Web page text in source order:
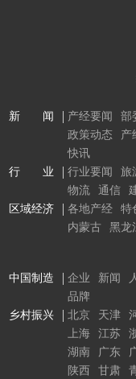
新 闻
产经要闻 部
政策动态
产
快讯
行 业
行业要闻 旅
物流
通信
区域经济
各地产经 特
内蒙古
黑龙
中国制造 企业 新闻
品牌
乡村振兴
北京 天津
上海
江苏
湖南
广东
陕西
甘肃